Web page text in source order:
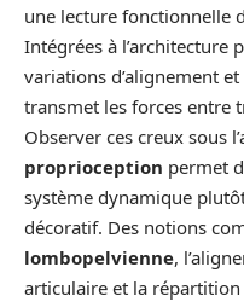
une lecture fonctionnelle
Intégrées à l’architecture
variations d’alignement
transmet les forces entre
Observer ces creux sous
proprioception permet
système dynamique
décoratif. Des notions
lombopelvienne,
articulaire et la